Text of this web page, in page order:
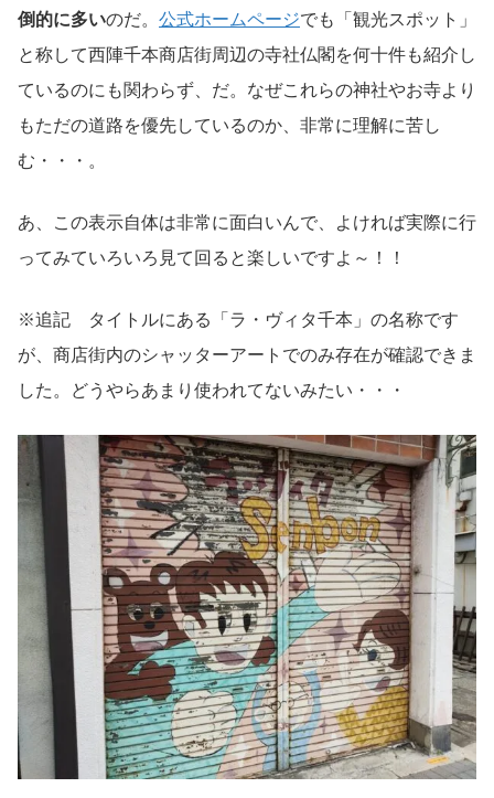
倒的に多いのだ。 公式ホームページでも「観光スポット」
と称して西陣千本商店街周辺の寺社仏閣を何十件も紹介し
ているのにも関わらず、だ。なぜこれらの神社やお寺より
もただの道路を優先しているのか、非常に理解に苦し
む・・・。
あ、この表示自体は非常に面白いんで、よければ実際に行
ってみていろいろ見て回ると楽しいですよ～！！
※追記 タイトルにある「ラ・ヴィタ千本」の名称です
が、商店街内のシャッターアートでのみ存在が確認できま
した。どうやらあまり使われてないみたい・・・